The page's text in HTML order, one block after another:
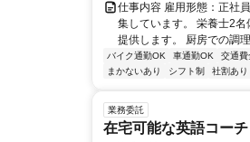
仕事内容 雇用形態：正社
集しています。 栄養士2
提供します。 厨房での調
バイク通勤OK 車通勤OK 交通費
まかないあり
シフト制 社割あり
業務委託
在宅可能な英語コーチ